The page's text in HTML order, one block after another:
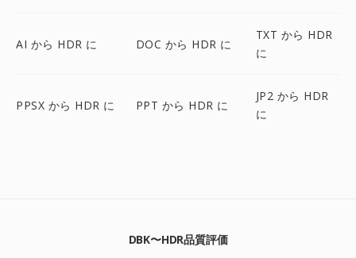
AI から HDR に DOC から HDR に
TXT から HDR
に
PPSX から HDR に PPT から HDR に
JP2 から HDR
に
DBK〜HDR品質評価